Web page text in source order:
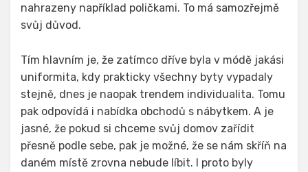
nahrazeny například poličkami. To má samozřejmě
svůj důvod.
Tím hlavním je, že zatímco dříve byla v módě jakási
uniformita, kdy prakticky všechny byty vypadaly
stejně, dnes je naopak trendem individualita. Tomu
pak odpovídá i nabídka obchodů s nábytkem. A je
jasné, že pokud si chceme svůj domov zařídit
přesně podle sebe, pak je možné, že se nám skříň na
daném místě zrovna nebude líbit. I proto byly